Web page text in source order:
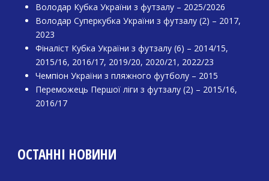
Володар Кубка України з футзалу – 2025/2026
Володар Суперкубка України з футзалу (2) – 2017,
2023
Фіналіст Кубка України з футзалу (6) – 2014/15,
2015/16, 2016/17, 2019/20, 2020/21, 2022/23
Чемпіон України з пляжного футболу – 2015
Переможець Першої ліги з футзалу (2) – 2015/16,
2016/17
ОСТАННІ НОВИНИ